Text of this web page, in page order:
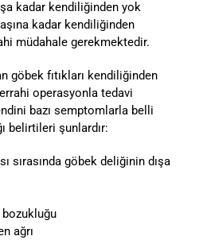
kadar kendiliğinden yok
kadar kendiliğinden
müdahale gerekmektedir.
göbek fıtıkları kendiliğinden
operasyonla tedavi
bazı semptomlarla belli
belirtileri şunlardır:
sırasında göbek deliğinin dışa
ağrı